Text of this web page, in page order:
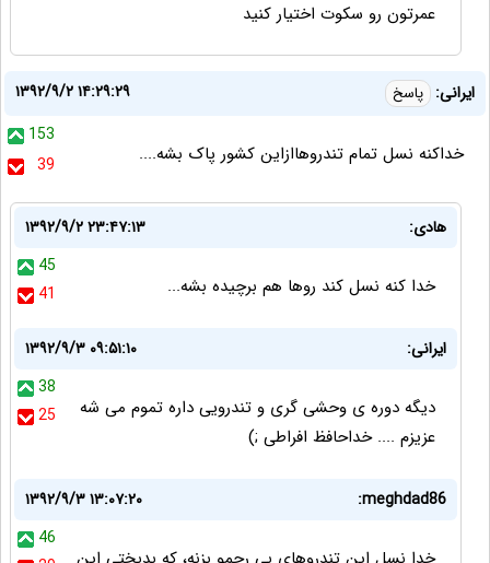
عمرتون رو سکوت اختیار کنید
ایرانی: پاسخ
۱۳۹۲/۹/۲ ۱۴:۲۹:۲۹
153
39
خداکنه نسل تمام تندروهاازاین کشور پاک بشه....
هادی:
۱۳۹۲/۹/۲ ۲۳:۴۷:۱۳
45
41
خدا کنه نسل کند روها هم برچیده بشه...
ایرانی:
۱۳۹۲/۹/۳ ۰۹:۵۱:۱۰
38
25
دیگه دوره ی وحشی گری و تندرویی داره تموم می شه
عزیزم .... خداحافظ افراطی ;)
meghdad86:
۱۳۹۲/۹/۳ ۱۳:۰۷:۲۰
46